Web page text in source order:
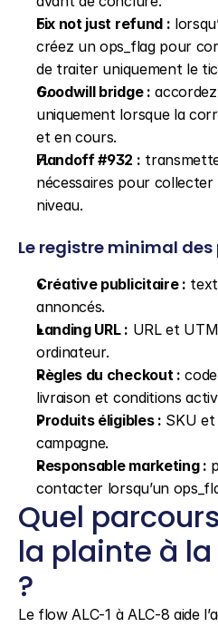
Fix not just refund :
créez un ops_flag pour
de traiter uniquement le
Goodwill bridge :
uniquement lorsque la
et en cours.
Handoff #932 :
nécessaires pour
niveau.
Le registre minimal des
Créative publicitaire :
annoncés.
Landing URL : URL et
ordinateur.
Règles du checkout :
livraison et conditions
Produits éligibles : SKU
campagne.
Responsable marketing :
contacter lorsqu’un
Quel
la plainte à
?
Le flow ALC-1 à ALC-8 aide